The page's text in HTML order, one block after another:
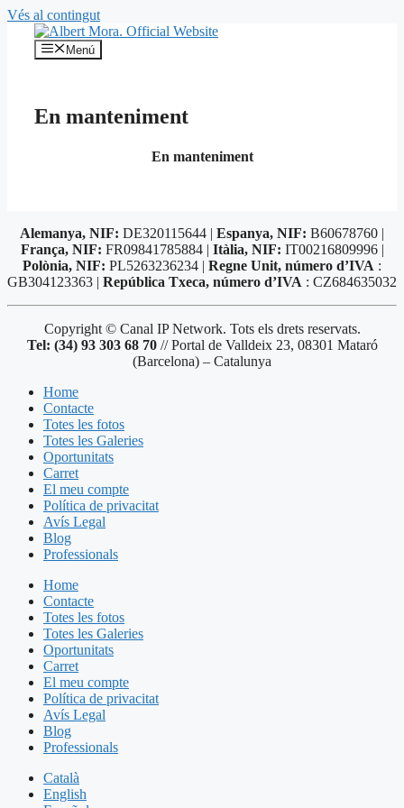
Vés al contingut
Menú
En manteniment
En manteniment
Alemanya, NIF: DE320115644 | Espanya, NIF: B60678760 |
França, NIF: FR09841785884 | Itàlia, NIF: IT00216809996 |
Polònia, NIF: PL5263236234 | Regne Unit, número d’IVA :
GB304123363 | República Txeca, número d’IVA : CZ684635032
Copyright © Canal IP Network. Tots els drets reservats.
Tel: (34) 93 303 68 70// Portal de Valldeix 23, 08301 Mataró
(Barcelona) – Catalunya
Home
Contacte
Totes les fotos
Totes les Galeries
Oportunitats
Carret
El meu compte
Política de privacitat
Avís Legal
Blog
Professionals
Home
Contacte
Totes les fotos
Totes les Galeries
Oportunitats
Carret
El meu compte
Política de privacitat
Avís Legal
Blog
Professionals
Català
English